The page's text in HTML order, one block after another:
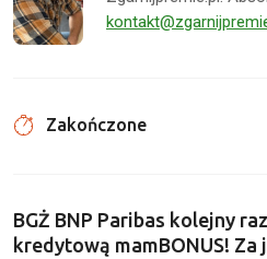
Zakończone
BGŻ BNP Paribas kolejny
kredytową mamBONUS! Za